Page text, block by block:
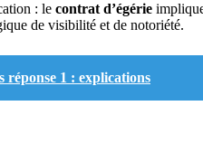
: le contrat d’égérie
de visibilité et de notoriété.
réponse 1 : explications